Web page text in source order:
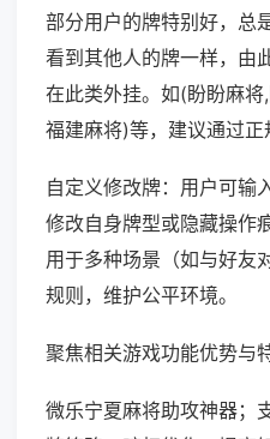
部分用户的牌特别好，总
看到其他人的牌一样，由
在此类外挂。如(盼盼麻
福建麻将)等，建议通过正
自定义修改牌：用户可输
修改自身牌型或隐藏操作
用于多种场景（如与好友
规则，维护公平环境。
聚焦相关游戏功能优势与
微乐宁夏麻将助攻神器；